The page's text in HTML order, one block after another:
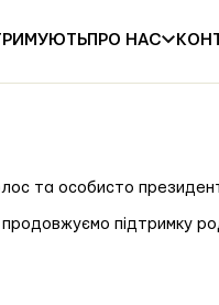
ПРО НАС
та особисто
підтримку